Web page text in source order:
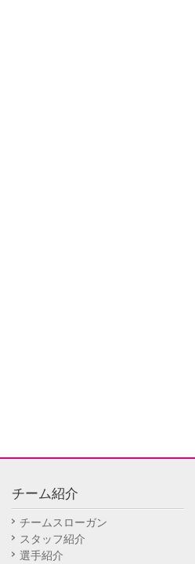
チーム紹介
チームスローガン
スタッフ紹介
選手紹介